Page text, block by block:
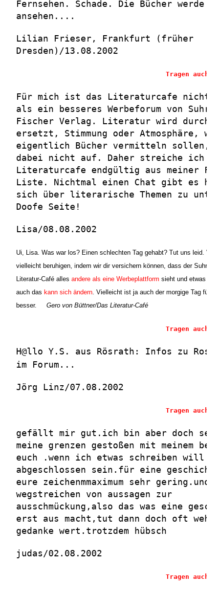
Fernsehen. Schade. Die Bücher werde
ansehen....
Lilian Frieser, Frankfurt (früher
Dresden)/13.08.2002
Tragen auch
Für mich ist das Literaturcafe nichts
als ein besseres Werbeforum von
Fischer Verlag. Literatur wird durch
ersetzt, Stimmung oder Atmosphäre,
eigentlich Bücher vermitteln sollen,
dabei nicht auf. Daher streiche ich
Literaturcafe endgültig aus meiner
Liste. Nichtmal einen Chat gibt es
sich über literarische Themen zu
Doofe Seite!
Lisa/08.08.2002
Ui, Lisa. Was war los? Einen schlechten Tag gehabt? Tut uns leid. Wir
vielleicht beruhigen, indem wir dir versichern können, dass der
Literatur-Café alles andere als eine Werbeplattform sieht und etwas
auch das kann sich ändern. Vielleicht ist ja auch der morgige Tag für
besser. Gero von Büttner/Das Literatur-Café
Tragen auch
H@llo Y.S. aus Rösrath: Infos zu
im Forum...
Jörg Linz/07.08.2002
Tragen auch
gefällt mir gut.ich bin aber doch
meine grenzen gestoßen mit meinem
euch .wenn ich etwas schreiben will
abgeschlossen sein.für eine
eure zeichenmmaximum sehr gering.und
wegstreichen von aussagen zur
ausschmückung,also das was eine
erst aus macht,tut dann doch oft
gedanke wert.trotzdem hübsch
judas/02.08.2002
Tragen auch